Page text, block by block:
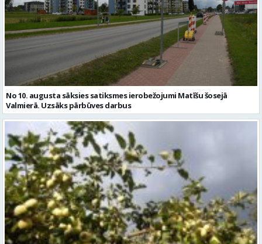
No 10. augusta sāksies satiksmes ierobežojumi Matīšu šosejā
Valmierā. Uzsāks pārbūves darbus